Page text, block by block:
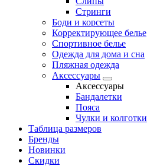
Стринги
Боди и корсеты
Корректирующее белье
Спортивное белье
Одежда для дома и сна
Пляжная одежда
Аксессуары
Аксессуары
Бандалетки
Пояса
Чулки и колготки
Таблица размеров
Бренды
Новинки
Скидки